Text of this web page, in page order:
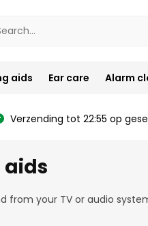
aids Ear care Alarm
Verzending tot 22:55 op
aids
your TV or audio